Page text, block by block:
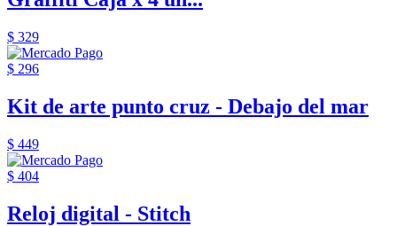
$ 329
$ 296
Kit de arte punto cruz - Debajo del mar
$ 449
$ 404
Reloj digital - Stitch